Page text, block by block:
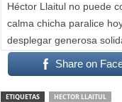
Héctor Llaitul no puede
calma chicha paralice
desplegar generosa
Share on
ETIQUETAS HECTOR LLAITUL